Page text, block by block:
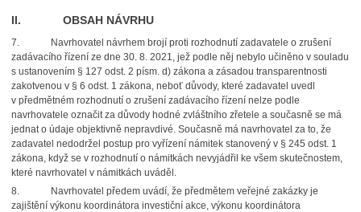
II. OBSAH NÁVRHU
7. Navrhovatel návrhem brojí proti rozhodnutí zadavatele o zrušení
zadávacího řízení ze dne 30. 8. 2021, jež podle něj nebylo učiněno v souladu
s ustanovením § 127 odst. 2 písm. d) zákona a zásadou transparentnosti
zakotvenou v § 6 odst. 1 zákona, neboť důvody, které zadavatel uvedl
v předmětném rozhodnutí o zrušení zadávacího řízení nelze podle
navrhovatele označit za důvody hodné zvláštního zřetele a současně se má
jednat o údaje objektivně nepravdivé. Současně má navrhovatel za to, že
zadavatel nedodržel postup pro vyřízení námitek stanovený v § 245 odst. 1
zákona, když se v rozhodnutí o námitkách nevyjádřil ke všem skutečnostem,
které navrhovatel v námitkách uváděl.
8. Navrhovatel předem uvádí, že předmětem veřejné zakázky je
zajištění výkonu koordinátora investiční akce, výkonu koordinátora